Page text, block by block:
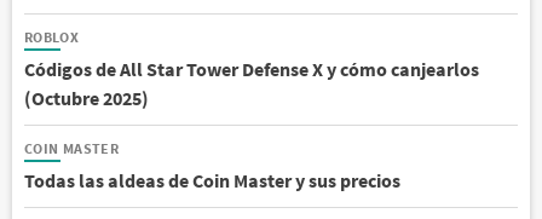
ROBLOX
Códigos de All Star Tower Defense X y cómo canjearlos
(Octubre 2025)
COIN MASTER
Todas las aldeas de Coin Master y sus precios